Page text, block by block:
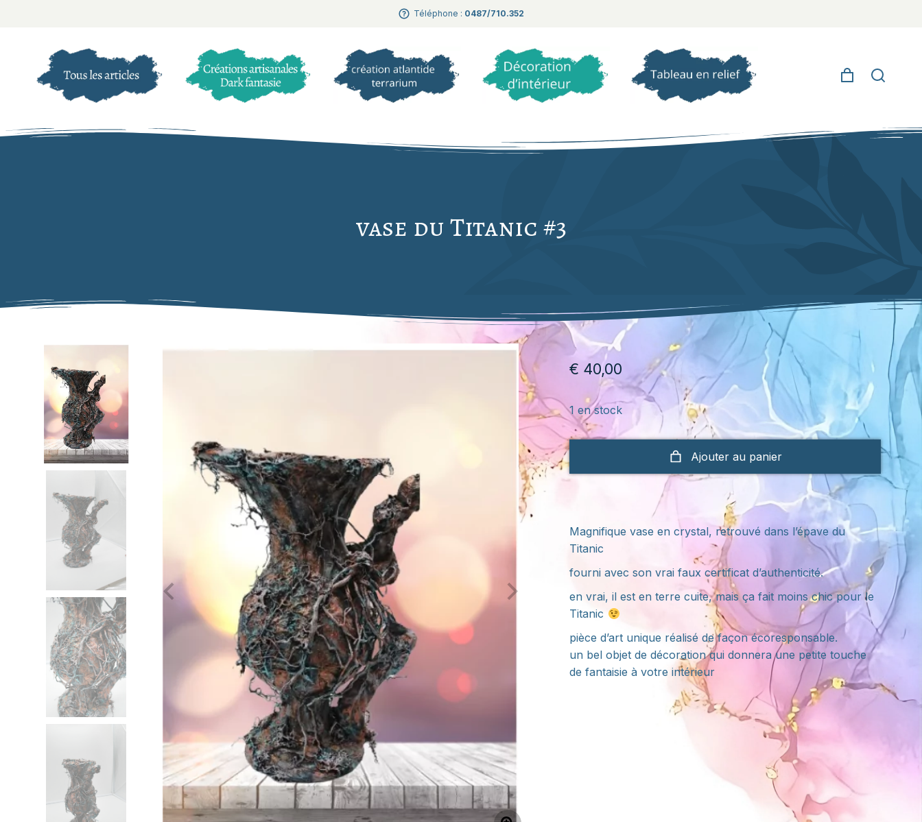
Téléphone : 0487/710.352
vase du Titanic #3
€ 40,00
1 en stock
Ajouter au panier
Magnifique vase en crystal, retrouvé dans l’épave du
Titanic
fourni avec son vrai faux certificat d’authenticité.
en vrai, il est en terre cuite, mais ça fait moins chic pour le
Titanic
pièce d’art unique réalisé de façon écoresponsable.
un bel objet de décoration qui donnera une petite touche
de fantaisie à votre intérieur